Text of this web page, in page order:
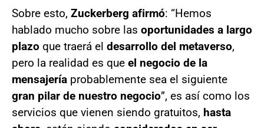
Sobre esto, Zuckerberg afirmó: “Hemos
hablado mucho sobre las oportunidades a largo
plazo que traerá el desarrollo del metaverso,
pero la realidad es que el negocio de la
mensajería probablemente sea el siguiente
gran pilar de nuestro negocio”, es así como los
servicios que vienen siendo gratuitos, hasta